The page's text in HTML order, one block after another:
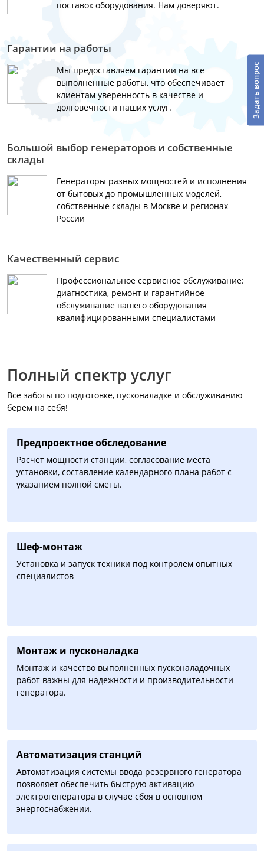
поставок оборудования. Нам доверяют.
Гарантии на работы
Мы предоставляем гарантии на все
выполненные работы, что обеспечивает
клиентам уверенность в качестве и
долговечности наших услуг.
Большой выбор генераторов и собственные
склады
Генераторы разных мощностей и исполнения
от бытовых до промышленных моделей,
собственные склады в Москве и регионах
России
Качественный сервис
Профессиональное сервисное обслуживание:
диагностика, ремонт и гарантийное
обслуживание вашего оборудования
квалифицированными специалистами
Полный спектр услуг
Все заботы по подготовке, пусконаладке и обслуживанию
берем на себя!
Предпроектное обследование
Расчет мощности станции, согласование места
установки, составление календарного плана работ с
указанием полной сметы.
Шеф-монтаж
Установка и запуск техники под контролем опытных
специалистов
Монтаж и пусконаладка
Монтаж и качество выполненных пусконаладочных
работ важны для надежности и производительности
генератора.
Автоматизация cтанций
Автоматизация системы ввода резервного генератора
позволяет обеспечить быструю активацию
электрогенератора в случае сбоя в основном
энергоснабжении.
Задать вопрос